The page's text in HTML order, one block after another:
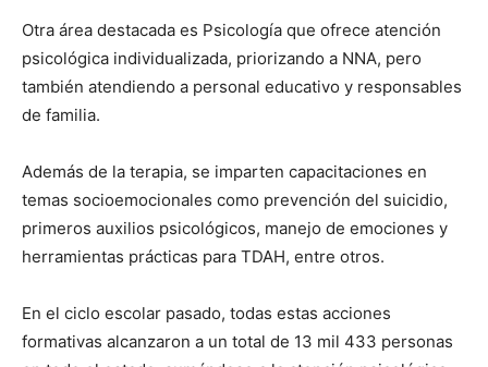
Otra área destacada es Psicología que ofrece atención
psicológica individualizada, priorizando a NNA, pero
también atendiendo a personal educativo y responsables
de familia.
Además de la terapia, se imparten capacitaciones en
temas socioemocionales como prevención del suicidio,
primeros auxilios psicológicos, manejo de emociones y
herramientas prácticas para TDAH, entre otros.
En el ciclo escolar pasado, todas estas acciones
formativas alcanzaron a un total de 13 mil 433 personas